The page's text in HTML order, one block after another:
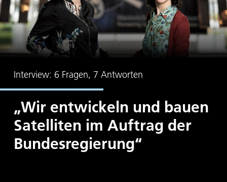
Interview: 6 Fragen, 7 Antworten
„Wir entwickeln und bauen
Satelliten im Auftrag der
Bundesregierung“